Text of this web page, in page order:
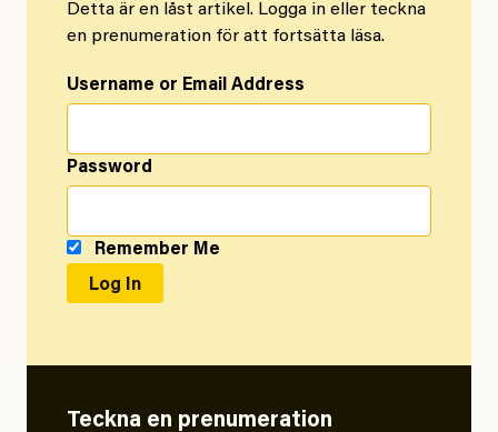
Detta är en låst artikel. Logga in eller teckna
en prenumeration för att fortsätta läsa.
Username or Email Address
Password
Remember Me
Teckna en prenumeration